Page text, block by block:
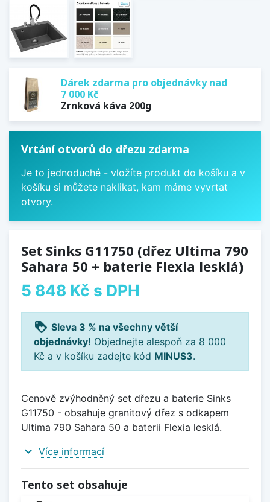
Dárek zdarma pro objednávky nad
7 000 Kč
Zrnková káva 200g
Vrtání otvorů do dřezu zdarma
Je to jednoduché - vložíte produkt do košíku a v
košíku si můžete naklikat, kam máme vyvrtat
otvory.
Set Sinks G11750 (dřez Ultima 790
Sahara 50 + baterie Flexia lesklá)
5 848 Kč s DPH
loyalty Sleva 3 % na všechny větší
objednávky! Objednejte alespoň za 8 000
Kč a v košíku zadejte kód MINUS3.
Cenově zvýhodněný set dřezu a baterie Sinks
G11750 - obsahuje granitový dřez s odkapem
Ultima 790 Sahara 50 a baterii Flexia lesklá.
expand_more Více informací
Tento set obsahuje